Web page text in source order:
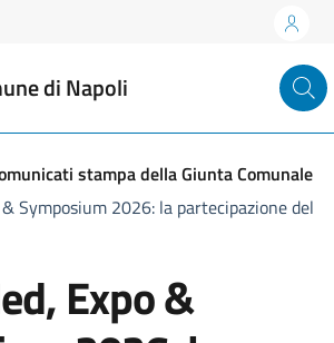
di Napoli
stampa della Giunta Comunale
Symposium 2026: la partecipazione del
Expo &